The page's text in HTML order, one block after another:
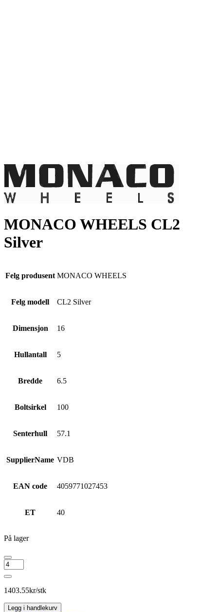
MONACO WHEELS CL2
Silver
Felg produsent MONACO WHEELS
Felg modell CL2 Silver
Dimensjon 16
Hullantall 5
Bredde 6.5
Boltsirkel 100
Senterhull 57.1
SupplierName VDB
EAN code 4059771027453
ET 40
På lager
MONACO
WHEELS
CL2
Silver
1403.55kr/stk
Legg i handlekurv